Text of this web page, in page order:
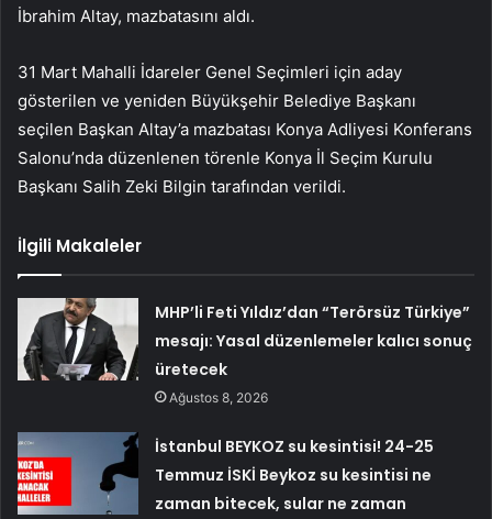
İbrahim Altay, mazbatasını aldı.
31 Mart Mahalli İdareler Genel Seçimleri için aday
gösterilen ve yeniden Büyükşehir Belediye Başkanı
seçilen Başkan Altay’a mazbatası Konya Adliyesi Konferans
Salonu’nda düzenlenen törenle Konya İl Seçim Kurulu
Başkanı Salih Zeki Bilgin tarafından verildi.
İlgili Makaleler
MHP’li Feti Yıldız’dan “Terörsüz Türkiye”
mesajı: Yasal düzenlemeler kalıcı sonuç
üretecek
Ağustos 8, 2026
İstanbul BEYKOZ su kesintisi! 24-25
Temmuz İSKİ Beykoz su kesintisi ne
zaman bitecek, sular ne zaman